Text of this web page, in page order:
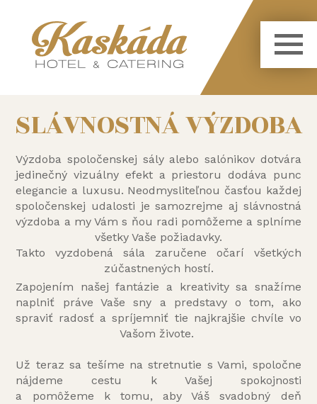
SLÁVNOSTNÁ VÝZDOBA
Výzdoba spoločenskej sály alebo salónikov dotvára
jedinečný vizuálny efekt a priestoru dodáva punc
elegancie a luxusu. Neodmysliteľnou časťou každej
spoločenskej udalosti je samozrejme aj slávnostná
výzdoba a my Vám s ňou radi pomôžeme a splníme
všetky Vaše požiadavky.
Takto vyzdobená sála zaručene očarí všetkých
zúčastnených hostí.
Zapojením našej fantázie a kreativity sa snažíme
naplniť práve Vaše sny a predstavy o tom, ako
spraviť radosť a spríjemniť tie najkrajšie chvíle vo
Vašom živote.
Už teraz sa tešíme na stretnutie s Vami, spoločne
nájdeme cestu k Vašej spokojnosti
a pomôžeme k tomu, aby Váš svadobný deň